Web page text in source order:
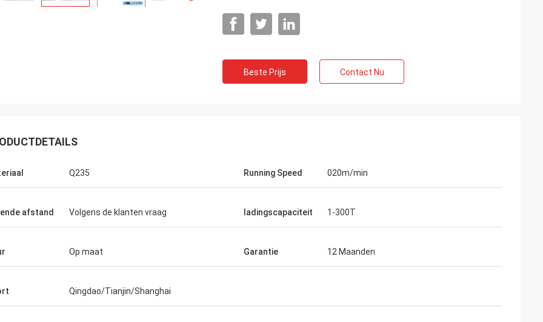
bent een 5 sterrenbedrijf. hoop
vijf sterrencliënt kan zijn!
Beste Prijs Contact Nu
Q235 Running Speed 020m/min
afstand Volgens de klanten vraag ladingscapaciteit 1-300T
Op maat Garantie 12 Maanden
Qingdao/Tianjin/Shanghai